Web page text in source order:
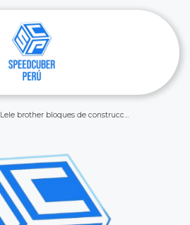
Lele brother bloques de construcción - creator 3in1